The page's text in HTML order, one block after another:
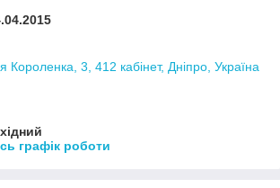
Короленка, 3, 412 кабінет, Дніпро, Україна
графік роботи